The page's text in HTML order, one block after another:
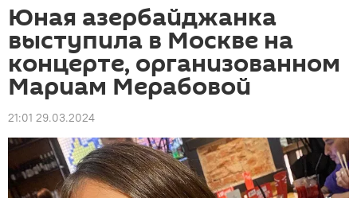
Юная азербайджанка
выступила в Москве на
концерте, организованном
Мариам Мерабовой
21:01 29.03.2024